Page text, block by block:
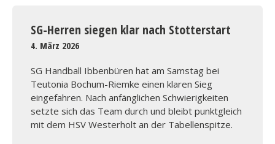
SG-Herren siegen klar nach Stotterstart
4. März 2026
SG Handball Ibbenbüren hat am Samstag bei
Teutonia Bochum-Riemke einen klaren Sieg
eingefahren. Nach anfänglichen Schwierigkeiten
setzte sich das Team durch und bleibt punktgleich
mit dem HSV Westerholt an der Tabellenspitze.